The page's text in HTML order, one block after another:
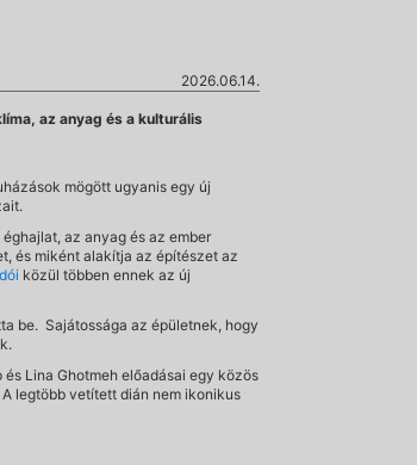
2026.06.14.
az anyag és a kulturális
mögött ugyanis egy új
az anyag és az ember
és miként alakítja az építészet az
közül többen ennek az új
be. Sajátossága az épületnek, hogy
Lina Ghotmeh előadásai egy közös
legtöbb vetített dián nem ikonikus